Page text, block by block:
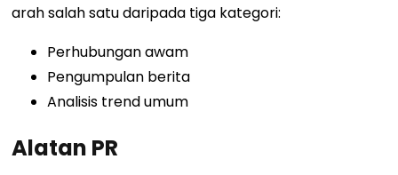
arah salah satu daripada tiga kategori:
Perhubungan awam
Pengumpulan berita
Analisis trend umum
Alatan PR